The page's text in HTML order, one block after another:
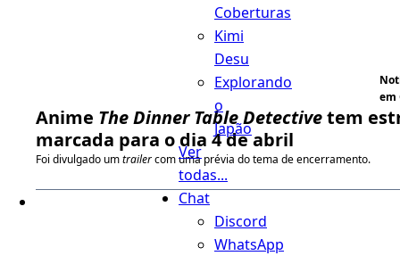
Coberturas
Kimi
Desu
Explorando
o
Japão
Ver
todas...
Chat
Discord
WhatsApp
em
Anime The Dinner Table Detectivetem
marcada para o dia 4 de abril
Foi divulgado umtrailercom uma prévia do tema de encerramento.